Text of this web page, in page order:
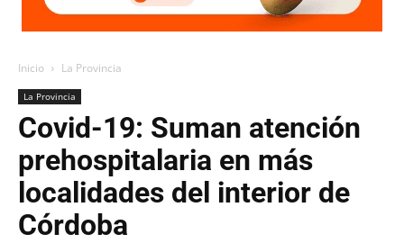
Inicio La Provincia
La Provincia
Covid-19: Suman atención
prehospitalaria en más
localidades del interior de
Córdoba